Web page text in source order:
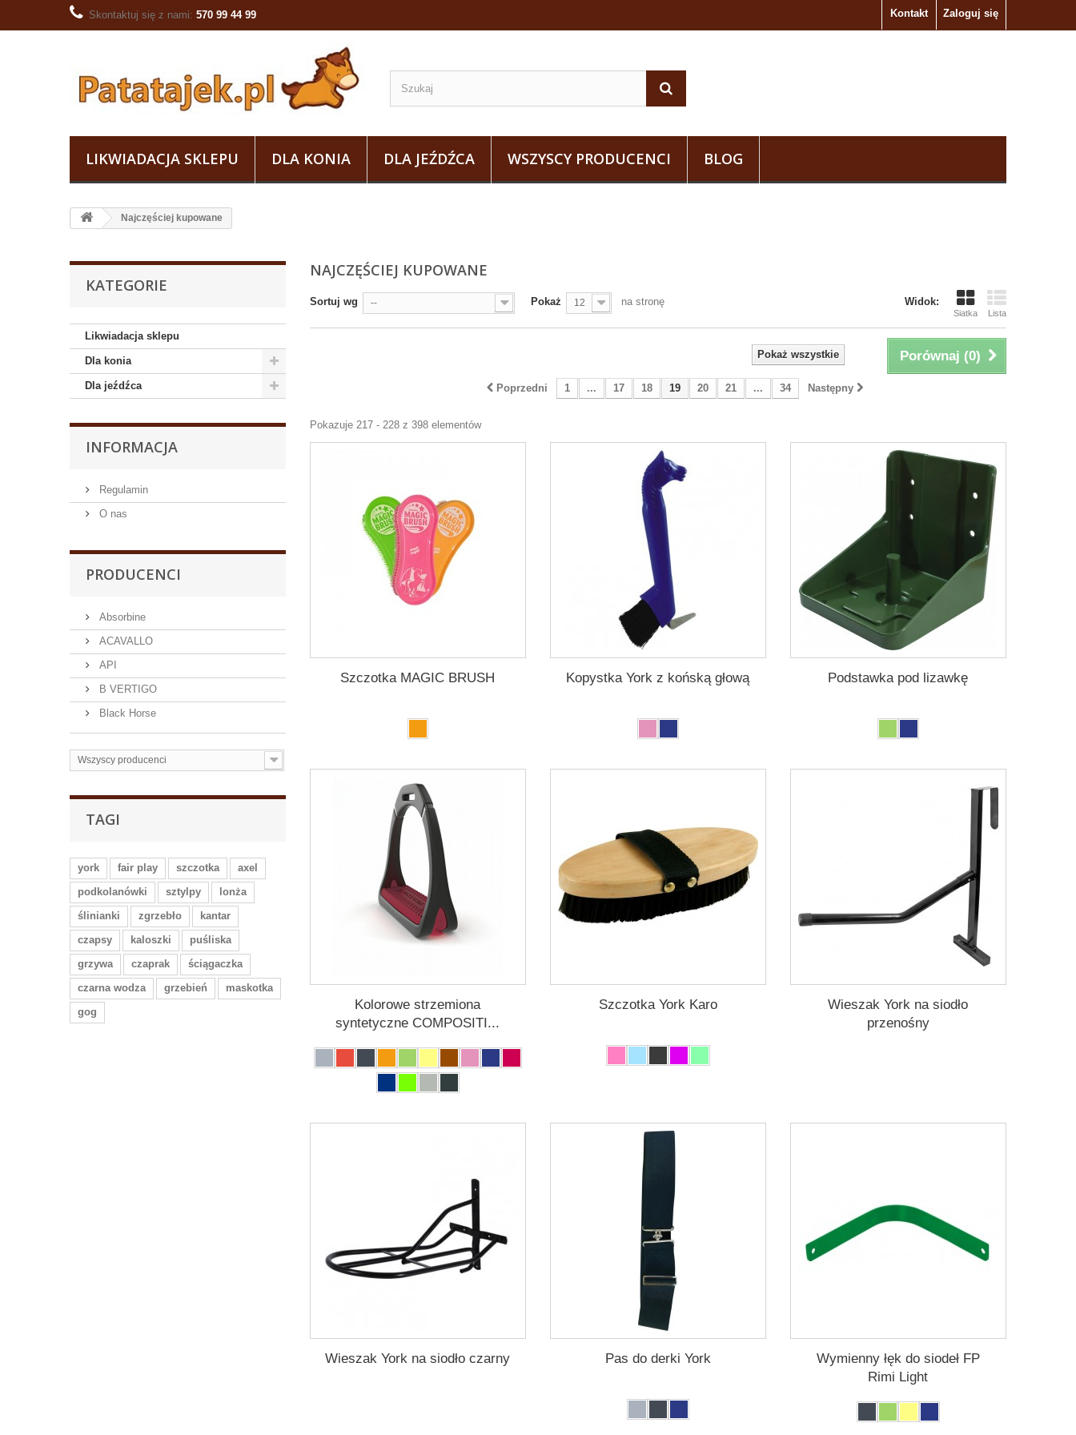
Zaloguj się
Kontakt
Skontaktuj się z nami: 570 99 44 99
LIKWIADACJA SKLEPU DLA KONIA DLA JEŹDŹCA WSZYSCY PRODUCENCI BLOG
Najczęściej kupowane
KATEGORIE
Likwiadacja sklepu
Dla konia
Dla jeźdźca
INFORMACJA
Regulamin
O nas
PRODUCENCI
Absorbine
ACAVALLO
API
B VERTIGO
Black Horse
Wszyscy producenci
TAGI
york fair play szczotka
axel
podkolanówki
sztylpy
lonża
ślinianki
zgrzebło
kantar
czapsy
kaloszki
puśliska
grzywa
czaprak
ściągaczka
czarna wodza
grzebień
maskotka
gog
NAJCZĘŚCIEJ KUPOWANE
Widok:
Siatka Lista
Sortuj wg -- Pokaż 12 na stronę
Porównaj (0)
Pokaż wszystkie
Poprzedni 1 ... 17 18 19 20 21 ... 34 Następny
Pokazuje 217 - 228 z 398 elementów
Szczotka MAGIC BRUSH Kopystka York z końską głową Podstawka pod lizawkę
Kolorowe strzemiona
syntetyczne COMPOSITI...
Szczotka York Karo
Wieszak York na siodło
przenośny
Wieszak York na siodło czarny Pas do derki York
Wymienny łęk do siodeł FP
Rimi Light